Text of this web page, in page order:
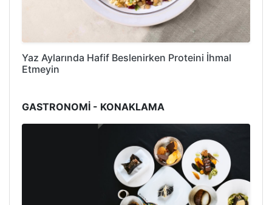
Yaz Aylarında Hafif Beslenirken Proteini İhmal
Etmeyin
GASTRONOMİ - KONAKLAMA